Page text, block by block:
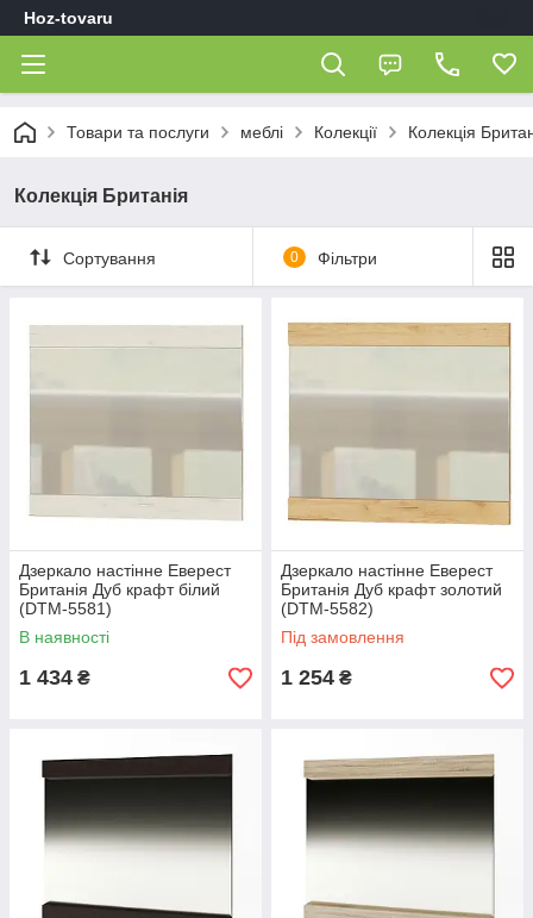
Hoz-tovaru
Товари та послуги меблі Колекції Колекція
Колекція Британія
Сортування 0 Фільтри
Дзеркало настінне Еверест
Британія Дуб крафт білий
(DTM-5581)
В наявності
1 434 ₴
Дзеркало настінне Еверест
Британія Дуб крафт золотий
(DTM-5582)
Під замовлення
1 254 ₴